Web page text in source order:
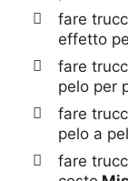
fare
effetto
fare
pelo per
fare
pelo a
fare